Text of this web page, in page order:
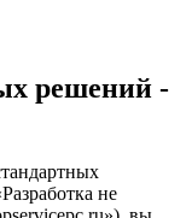
решений -
не